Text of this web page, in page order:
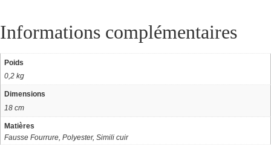
Informations complémentaires
Poids
0,2 kg
Dimensions
18 cm
Matières
Fausse Fourrure, Polyester, Simili cuir